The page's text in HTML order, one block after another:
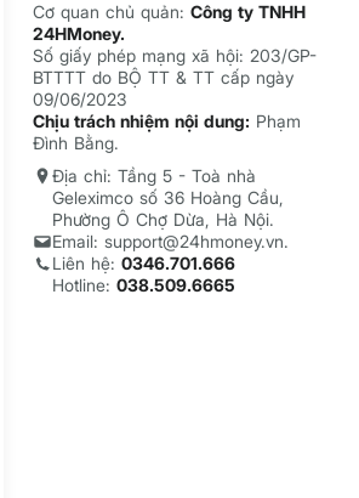
Cơ quan chủ quản: Công ty TNHH
24HMoney.
Số giấy phép mạng xã hội: 203/GP-
BTTTT do BỘ TT & TT cấp ngày
09/06/2023
Chịu trách nhiệm nội dung: Phạm
Đình Bằng.
Địa chỉ: Tầng 5 - Toà nhà
Geleximco số 36 Hoàng Cầu,
Phường Ô Chợ Dừa, Hà Nội.
Email: support@24hmoney.vn.
Liên hệ: 0346.701.666
Hotline: 038.509.6665